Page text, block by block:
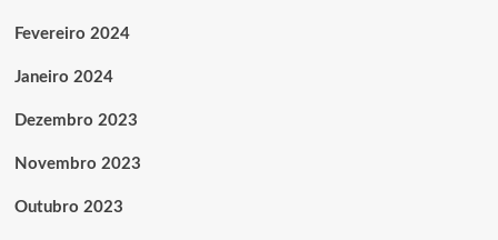
Fevereiro 2024
Janeiro 2024
Dezembro 2023
Novembro 2023
Outubro 2023